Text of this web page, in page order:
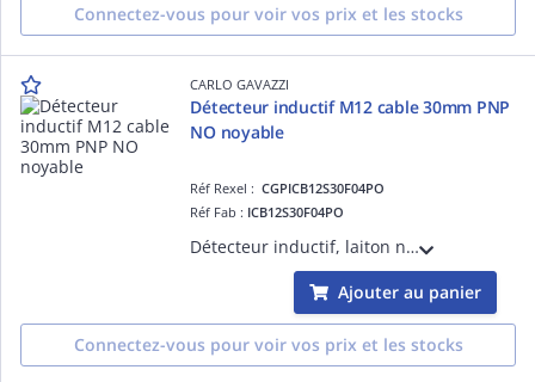
Connectez-vous pour voir vos prix et les stocks
CARLO GAVAZZI
Détecteur inductif M12 cable 30mm PNP
NO noyable
Réf Rexel :CGPICB12S30F04PO
Réf Fab : ICB12S30F04PO
Détecteur inductif, laiton nickelé M12, câble 2m, Sn 4mm, montage encastré, corps court, sortie PNP NO, Alimentation 10-36Vcc, courant de sortie max 200mA, fréquence commutation max 2kHz, température -25°C-+70°C IP67
Ajouter au panier
Connectez-vous pour voir vos prix et les stocks